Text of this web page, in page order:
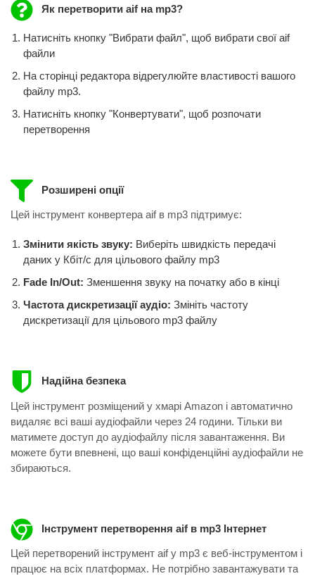
Як перетворити aif на mp3?
Натисніть кнопку "Вибрати файл", щоб вибрати свої aif
файли
На сторінці редактора відрегулюйте властивості вашого
файлу mp3.
Натисніть кнопку "Конвертувати", щоб розпочати
перетворення
Розширені опції
Цей інструмент конвертера aif в mp3 підтримує:
Змінити якість звуку: Виберіть швидкість передачі
даних у Кбіт/с для цільового файлу mp3
Fade In/Out: Зменшення звуку на початку або в кінці
Частота дискретизації аудіо: Змініть частоту
дискретизації для цільового mp3 файлу
Надійна безпека
Цей інструмент розміщений у хмарі Amazon і автоматично
видаляє всі ваші аудіофайли через 24 години. Тільки ви
матимете доступ до аудіофайлу після завантаження. Ви
можете бути впевнені, що ваші конфіденційні аудіофайли не
збираються.
Інструмент перетворення aif в mp3 Інтернет
Цей перетворений інструмент aif у mp3 ​​є веб-інструментом і
працює на всіх платформах. Не потрібно завантажувати та